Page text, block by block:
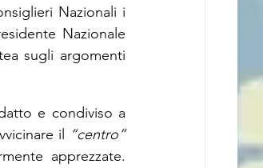
Nazionali i
Nazionale
sugli argomenti
e condiviso a
il
“centro”
apprezzate.